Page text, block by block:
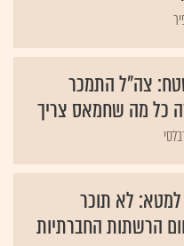
כל מה שחמאס צריך
הרשתות החברתיות